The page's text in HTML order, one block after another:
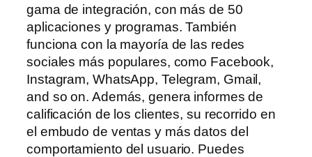
gama de integración, con más de 50
aplicaciones y programas. También
funciona con la mayoría de las redes
sociales más populares, como Facebook,
Instagram, WhatsApp, Telegram, Gmail,
and so on. Además, genera informes de
calificación de los clientes, su recorrido en
el embudo de ventas y más datos del
comportamiento del usuario. Puedes